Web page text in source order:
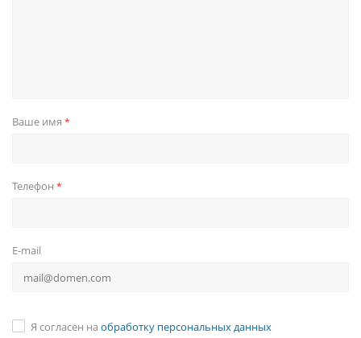
Ваше имя *
Телефон *
E-mail
Я согласен на обработку персональных данных